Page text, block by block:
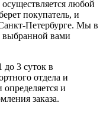
любой
покупатель, и
Петербурге. Мы в
выбранной вами
до 3 суток в
отдела и
определяется и
заказа.